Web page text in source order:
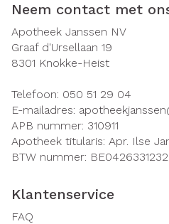
Neem contact met
Apotheek Janssen NV
Graaf d'Ursellaan 19
8301 Knokke-Heist
Telefoon: 050 51 29 04
E-mailadres:
APB nummer: 310911
Apotheek titularis: Apr. Ilse
BTW nummer: BE0426331232
Klantenservice
FAQ